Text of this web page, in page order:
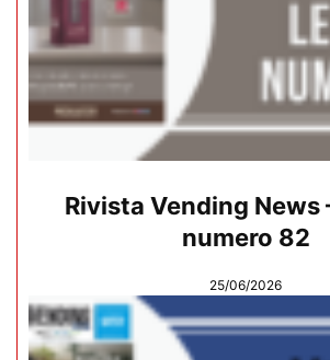
Rivista Vending News
numero 82
25/06/2026